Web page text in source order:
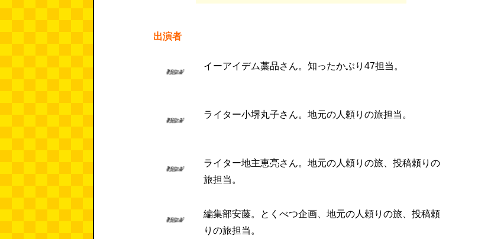
出演者
イーアイデム藁品さん。知ったかぶり47担当。
ライター小堺丸子さん。地元の人頼りの旅担当。
ライター地主恵亮さん。地元の人頼りの旅、投稿頼りの
旅担当。
編集部安藤。とくべつ企画、地元の人頼りの旅、投稿頼
りの旅担当。